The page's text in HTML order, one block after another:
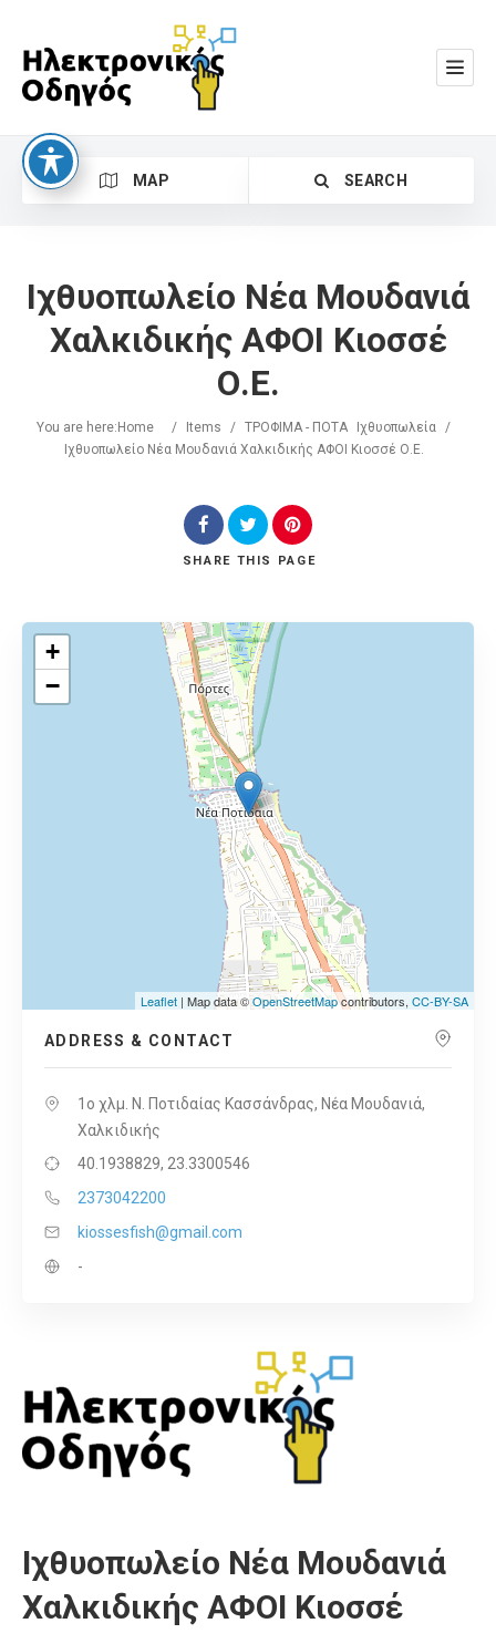
MAP SEARCH
Ιχθυοπωλείο Νέα Μουδανιά
Χαλκιδικής ΑΦΟΙ Κιοσσέ
Ο.Ε.
You are here: Home / Items / ΤΡΟΦΙΜΑ - ΠΟΤΑ Ιχθυοπωλεία /
Ιχθυοπωλείο Νέα Μουδανιά Χαλκιδικής ΑΦΟΙ Κιοσσέ Ο.Ε.
SHARE THIS PAGE
+
−
Leaflet | Map data ©OpenStreetMapcontributors, CC-BY-SA
ADDRESS & CONTACT
1ο χλμ. Ν. Ποτιδαίας Κασσάνδρας, Νέα Μουδανιά,
Χαλκιδικής
40.1938829, 23.3300546
2373042200
kiossesfish@gmail.com
-
Ιχθυοπωλείο Νέα Μουδανιά
Χαλκιδικής ΑΦΟΙ Κιοσσέ